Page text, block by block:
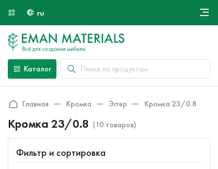
ru
Оплата и доставка
Контакты
Каталог
Главная Кромка Эггер Кромка 23/0.8
Кромка 23/0.8 (10 товаров)
Фильтр и сортировка